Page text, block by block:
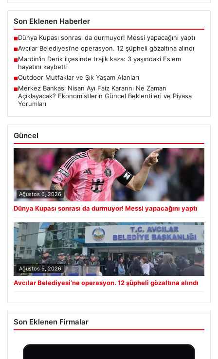
Son Eklenen Haberler
■Dünya Kupası sonrası da durmuyor! Messi yapacağını yaptı
■Avcılar Belediyesi’ne operasyon. 12 şüpheli gözaltına alındı
■Mardin’in Derik ilçesinde trajik kaza: 3 yaşındaki Eslem
hayatını kaybetti
■Outdoor Mutfaklar ve Şık Yaşam Alanları
■Merkez Bankası Nisan Ayı Faiz Kararını Ne Zaman
Açıklayacak? Ekonomistlerin Güncel Beklentileri ve Piyasa
Yorumları
Güncel
Ağustos 6, 2026
Dünya Kupası sonrası da durmuyor! Messi yapacağını yaptı
Ağustos 5, 2026
Avcılar Belediyesi’ne operasyon. 12 şüpheli gözaltına alındı
Son Eklenen Firmalar